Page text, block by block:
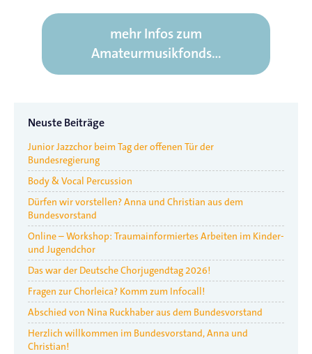
mehr Infos zum
Amateurmusikfonds…
Neuste Beiträge
Junior Jazzchor beim Tag der offenen Tür der
Bundesregierung
Body & Vocal Percussion
Dürfen wir vorstellen? Anna und Christian aus dem
Bundesvorstand
Online – Workshop: Traumainformiertes Arbeiten im Kinder-
und Jugendchor
Das war der Deutsche Chorjugendtag 2026!
Fragen zur Chorleica? Komm zum Infocall!
Abschied von Nina Ruckhaber aus dem Bundesvorstand
Herzlich willkommen im Bundesvorstand, Anna und
Christian!